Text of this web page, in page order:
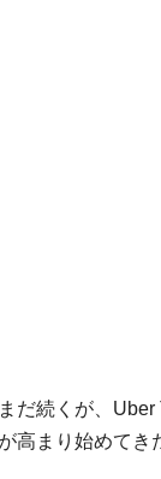
だ続くが、
高まり始めてき